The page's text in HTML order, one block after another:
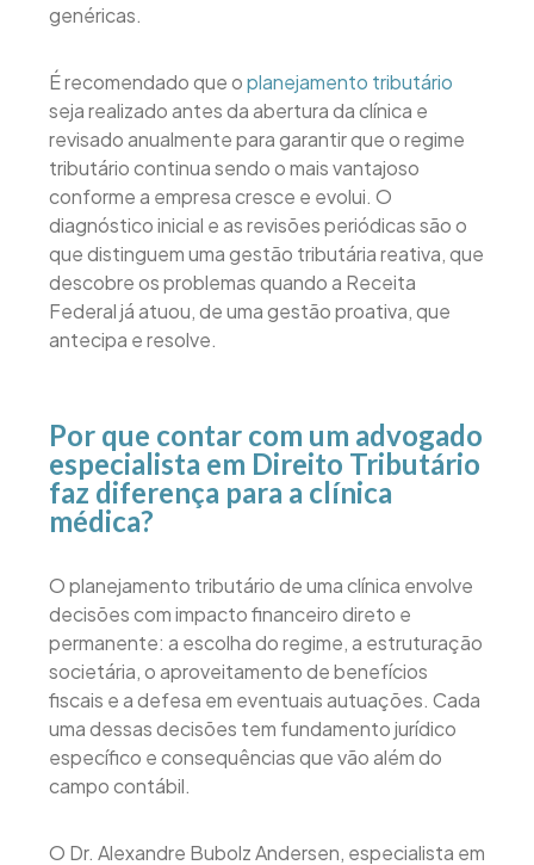
genéricas.
É recomendado que oplanejamento tributário
seja realizado antes da abertura da clínica e
revisado anualmente para garantir que o regime
tributário continua sendo o mais vantajoso
conforme a empresa cresce e evolui. O
diagnóstico inicial e as revisões periódicas são o
que distinguem uma gestão tributária reativa, que
descobre os problemas quando a Receita
Federal já atuou, de uma gestão proativa, que
antecipa e resolve.
Por que contar com um advogado
especialista em Direito Tributário
faz diferença para a clínica
médica?
O planejamento tributário de uma clínica envolve
decisões com impacto financeiro direto e
permanente: a escolha do regime, a estruturação
societária, o aproveitamento de benefícios
fiscais e a defesa em eventuais autuações. Cada
uma dessas decisões tem fundamento jurídico
específico e consequências que vão além do
campo contábil.
O Dr. Alexandre Bubolz Andersen, especialista em